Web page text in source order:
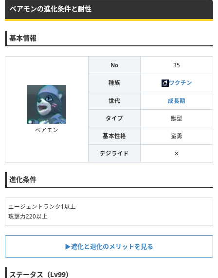
ベアモンの進化条件と耐性
基本情報
ベアモン
No 35
種族 ワクチン
世代 成長期
タイプ 獣型
基本性格 蛮勇
デジライド ✕
進化条件
エージェントランク1以上
攻撃力220以上
▶︎進化と退化のメリットを見る
ステータス（Lv99）